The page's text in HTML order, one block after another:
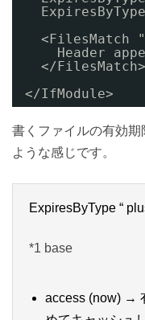
Header
</FilesMatch>
</IfModule>
書くファイルの有効
ような感じです。
ExpiresByType “
*1 base
access (now) →